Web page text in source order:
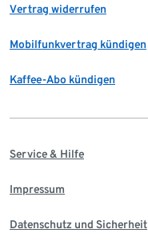
Vertrag widerrufen
Mobilfunkvertrag kündigen
Kaffee-Abo kündigen
Service & Hilfe
Impressum
Datenschutz und Sicherheit